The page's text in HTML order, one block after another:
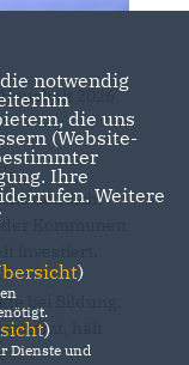
2026
deutlich,
Kommunen
investiert.
bei Bildung,
hält
notwendig
die uns
(Website-
Ihre
Weitere
)
)
Dienste und